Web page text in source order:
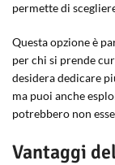
permette di
Questa opzione è
per chi si prende
desidera dedicare
ma puoi anche
potrebbero non
Vantaggi